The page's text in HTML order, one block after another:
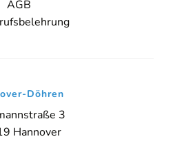
AGB
Döhren
3
Hannover